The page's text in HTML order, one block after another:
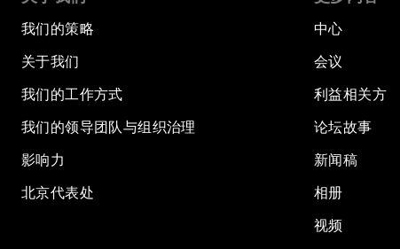
我们的策略
关于我们
我们的工作方式
我们的领导团队与组织治理
影响力
北京代表处
中心
会议
利益相关方
论坛故事
新闻稿
相册
视频